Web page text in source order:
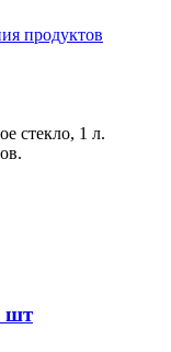
продуктов
стекло, 1 л.
шт